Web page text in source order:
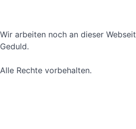
Wir arbeiten noch an dieser
Geduld.
Alle Rechte vorbehalten.